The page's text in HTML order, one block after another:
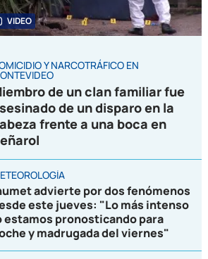
VIDEO
Y NARCOTRÁFICO EN
de un clan familiar fue
de un disparo en la
frente a una boca en
advierte por dos fenómenos
este jueves: "Lo más intenso
estamos pronosticando para
y madrugada del viernes"